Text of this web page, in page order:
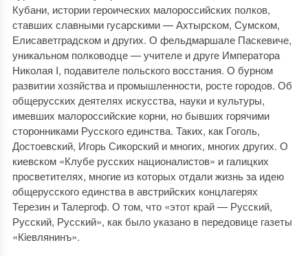
Кубани, истории героических малороссийских полков,
ставших славными гусарскими — Ахтырском, Сумском,
Елисаветградском и других. О фельдмаршале Паскевиче,
уникальном полководце — учителе и друге Императора
Николая I, подавителе польского восстания. О бурном
развитии хозяйства и промышленности, росте городов. Об
общерусских деятелях искусства, науки и культуры,
имевших малороссийские корни, но бывших горячими
сторонниками Русского единства. Таких, как Гоголь,
Достоевский, Игорь Сикорский и многих, многих других. О
киевском «Клубе русских националистов» и галицких
просветителях, многие из которых отдали жизнь за идею
общерусского единства в австрийских концлагерях
Терезин и Талергоф. О том, что «этот край — Русский,
Русский, Русский», как было указано в передовице газеты
«Кiевлянинъ».